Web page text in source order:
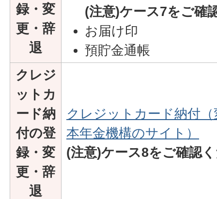
録・変
更・辞
退
(注意)ケース7をご確
お届け印
預貯金通帳
クレジ
ットカ
ード納
付の登
録・変
更・辞
退
クレジットカード納付
本年金機構のサイト）
(注意)ケース8をご確認